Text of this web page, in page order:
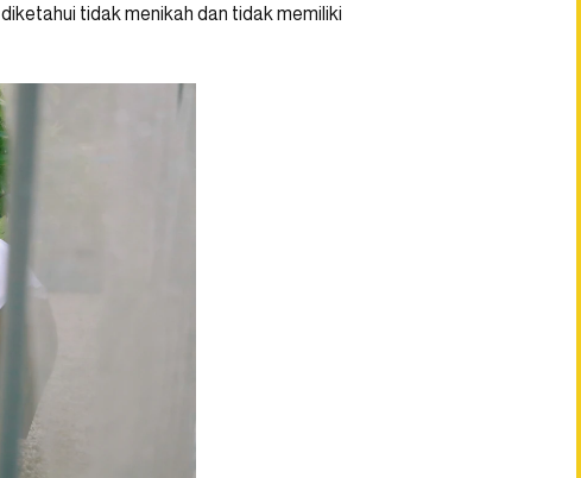
tidak menikah dan tidak memiliki